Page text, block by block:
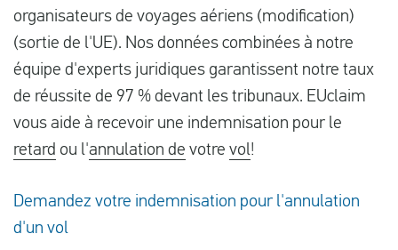
organisateurs de voyages aériens (modification)
(sortie de l'UE). Nos données combinées à notre
équipe d'experts juridiques garantissent notre taux
de réussite de 97 % devant les tribunaux. EUclaim
vous aide à recevoir une indemnisation pour le
retard ou l'annulation de votre vol!
Demandez votre indemnisation pour l'annulation
d'un vol